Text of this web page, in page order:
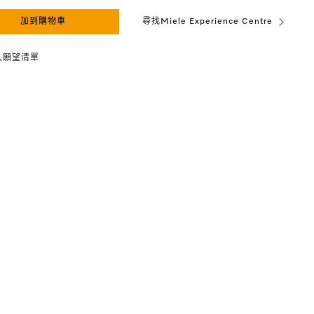
加到購物車 尋找Miele Experience Centre
願望清單